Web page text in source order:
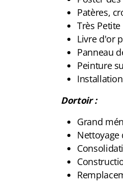
Patères,
Très
Livre d'or
Panneau
Peinture
Dortoir :
Grand
Nettoyage